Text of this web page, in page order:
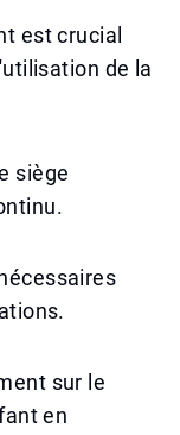
est crucial
de la
siège
sur le
en